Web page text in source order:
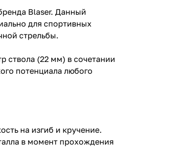
Blaser. Данный
для спортивных
стрельбы.
ствола (22 мм) в сочетании
потенциала любого
на изгиб и кручение.
в момент прохождения